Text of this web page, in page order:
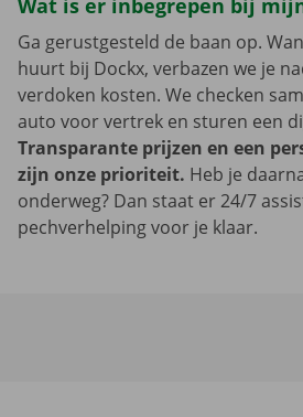
Wat is er inbegrepen bij
Ga gerustgesteld de baan op.
huurt bij Dockx, verbazen we je
verdoken kosten. We checken
auto voor vertrek en sturen een
Transparante prijzen en een
zijn onze prioriteit. Heb je
onderweg? Dan staat er 24/7
pechverhelping voor je klaar.